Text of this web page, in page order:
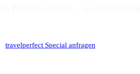
travelperfect Special anfragen